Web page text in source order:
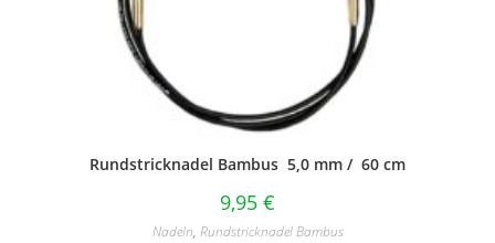
Rundstricknadel Bambus 5,0 mm / 60 cm
9,95 €
Nadeln, Rundstricknadel Bambus